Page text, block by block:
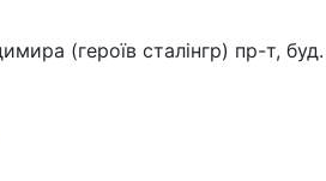
(героїв сталінгр) пр-т, буд.